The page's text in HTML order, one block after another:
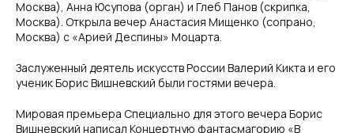
Москва), Анна Юсупова (орган) и Глеб Панов (скрипка,
Москва). Открыла вечер Анастасия Мищенко (сопрано,
Москва) с «Арией Деспины» Моцарта.
Заслуженный деятель искусств России Валерий Кикта и его
ученик Борис Вишневский были гостями вечера.
Мировая премьера Специально для этого вечера Борис
Вишневский написал Концертную фантасмагорию «В